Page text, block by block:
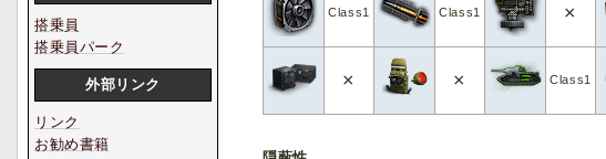
Class1 Class1 ×
× × Class1
搭乗員
搭乗員パーク
外部リンク
リンク
お勧め書籍